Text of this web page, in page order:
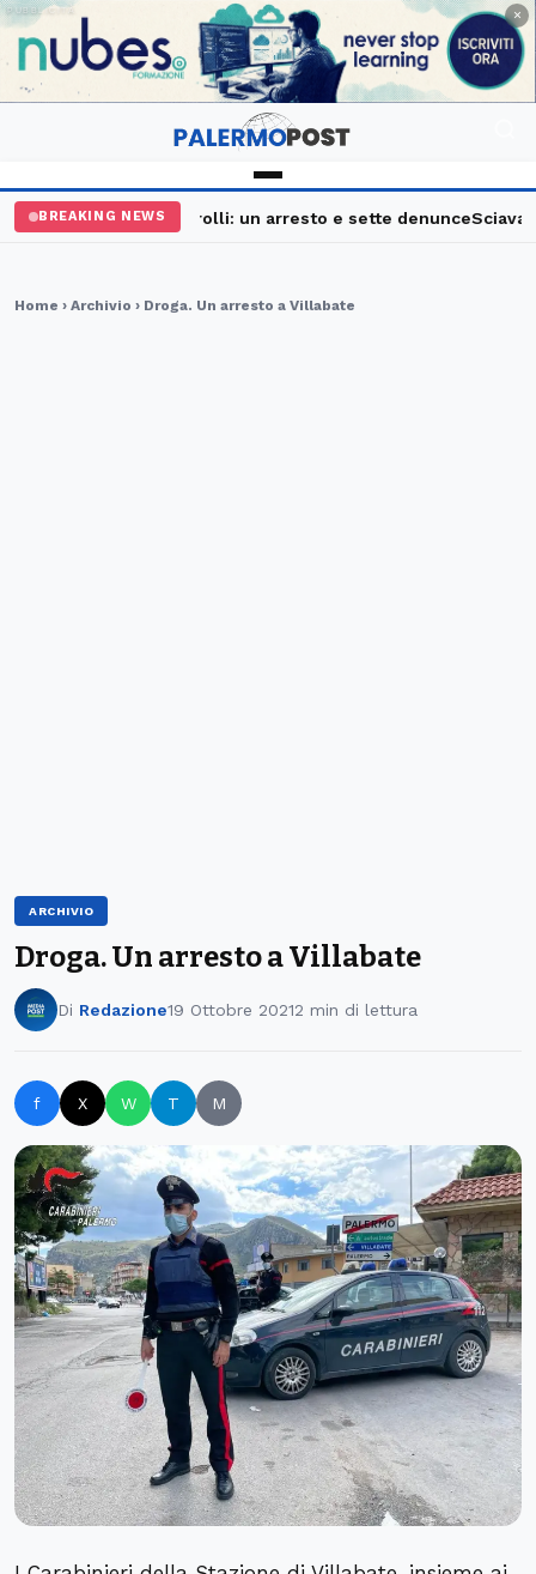
PUBBLICITÀ ×
BREAKING NEWS
Palermo, maxi controlli: un arresto e sette denunceSciavata
Home › Archivio › Droga. Un arresto a Villabate
ARCHIVIO
Droga. Un arresto a Villabate
Di Redazione19 Ottobre 20212 min di lettura
f X W T M